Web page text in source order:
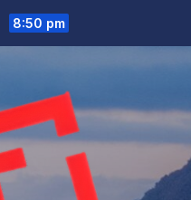
8:50 pm